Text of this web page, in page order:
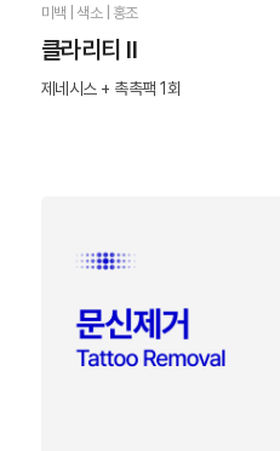
미백 | 색소 | 홍조
클라리티 Ⅱ
제네시스 + 촉촉팩 1회